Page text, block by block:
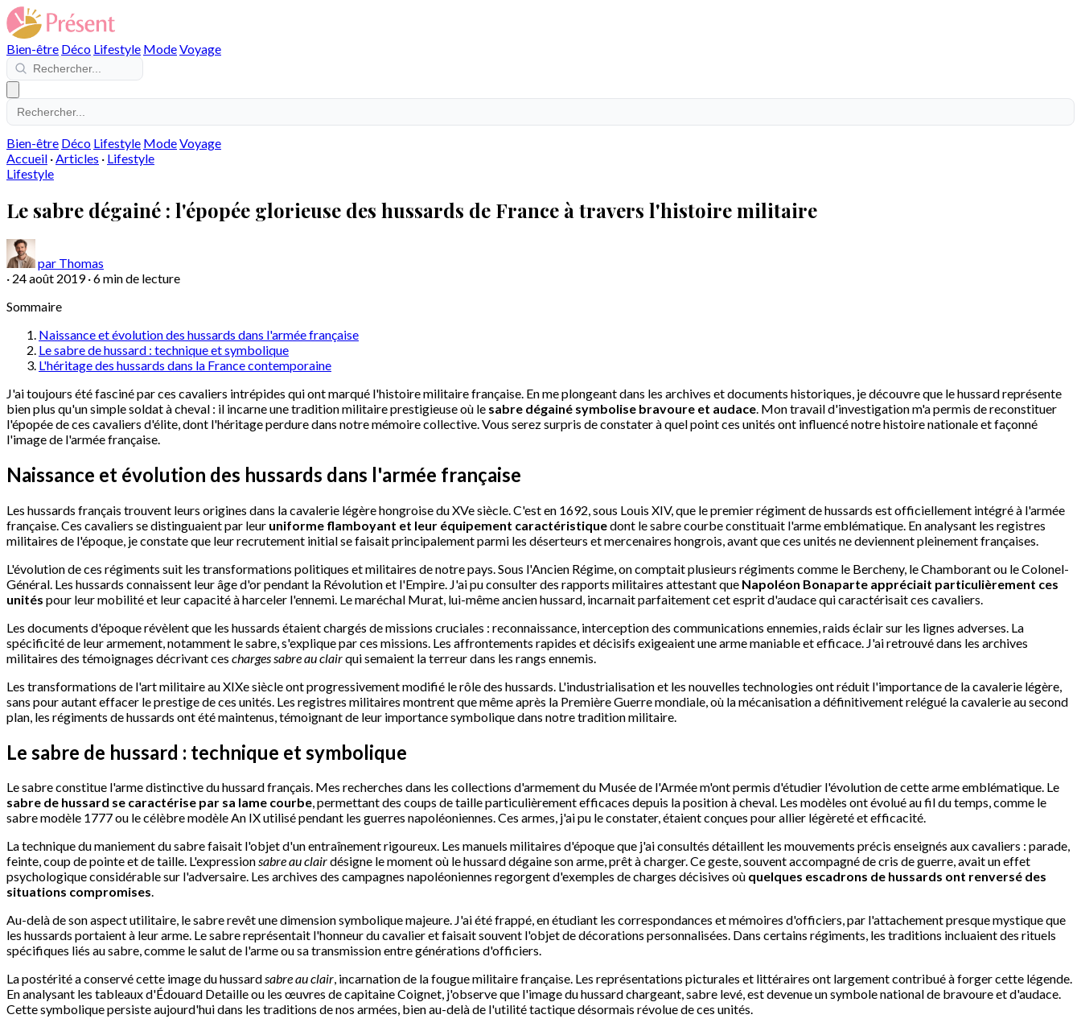
Bien-être Déco Lifestyle ModeVoyage
Bien-être Déco Lifestyle ModeVoyage
Accueil ·Articles · Lifestyle
Lifestyle
Le sabre dégainé : l'épopée glorieuse des hussards de France à travers l'histoire militaire
par Thomas
· 24 août 2019 ·6 min de lecture
Sommaire
Naissance et évolution des hussards dans l'armée française
Le sabre de hussard : technique et symbolique
L'héritage des hussards dans la France contemporaine
J'ai toujours été fasciné par ces cavaliers intrépides qui ont marqué l'histoire militaire française. En me plongeant dans les archives et documents historiques, je découvre que le hussard représente
bien plus qu'un simple soldat à cheval : il incarne une tradition militaire prestigieuse où le sabre dégainé symbolise bravoure et audace. Mon travail d'investigation m'a permis de reconstituer
l'épopée de ces cavaliers d'élite, dont l'héritage perdure dans notre mémoire collective. Vous serez surpris de constater à quel point ces unités ont influencé notre histoire nationale et façonné
l'image de l'armée française.
Naissance et évolution des hussards dans l'armée française
Les hussards français trouvent leurs origines dans la cavalerie légère hongroise du XVe siècle. C'est en 1692, sous Louis XIV, que le premier régiment de hussards est officiellement intégré à l'armée
française. Ces cavaliers se distinguaient par leur uniforme flamboyant et leur équipement caractéristiquedont le sabre courbe constituait l'arme emblématique. En analysant les registres
militaires de l'époque, je constate que leur recrutement initial se faisait principalement parmi les déserteurs et mercenaires hongrois, avant que ces unités ne deviennent pleinement françaises.
L'évolution de ces régiments suit les transformations politiques et militaires de notre pays. Sous l'Ancien Régime, on comptait plusieurs régiments comme le Bercheny, le Chamborant ou le Colonel-
Général. Les hussards connaissent leur âge d'or pendant la Révolution et l'Empire. J'ai pu consulter des rapports militaires attestant que Napoléon Bonaparte appréciait particulièrement ces
unités pour leur mobilité et leur capacité à harceler l'ennemi. Le maréchal Murat, lui-même ancien hussard, incarnait parfaitement cet esprit d'audace qui caractérisait ces cavaliers.
Les documents d'époque révèlent que les hussards étaient chargés de missions cruciales : reconnaissance, interception des communications ennemies, raids éclair sur les lignes adverses. La
spécificité de leur armement, notamment le sabre, s'explique par ces missions. Les affrontements rapides et décisifs exigeaient une arme maniable et efficace. J'ai retrouvé dans les archives
militaires des témoignages décrivant ces charges sabre au clairqui semaient la terreur dans les rangs ennemis.
Les transformations de l'art militaire au XIXe siècle ont progressivement modifié le rôle des hussards. L'industrialisation et les nouvelles technologies ont réduit l'importance de la cavalerie légère,
sans pour autant effacer le prestige de ces unités. Les registres militaires montrent que même après la Première Guerre mondiale, où la mécanisation a définitivement relégué la cavalerie au second
plan, les régiments de hussards ont été maintenus, témoignant de leur importance symbolique dans notre tradition militaire.
Le sabre de hussard : technique et symbolique
Le sabre constitue l'arme distinctive du hussard français. Mes recherches dans les collections d'armement du Musée de l'Armée m'ont permis d'étudier l'évolution de cette arme emblématique. Le
sabre de hussard se caractérise par sa lame courbe, permettant des coups de taille particulièrement efficaces depuis la position à cheval. Les modèles ont évolué au fil du temps, comme le
sabre modèle 1777 ou le célèbre modèle An IX utilisé pendant les guerres napoléoniennes. Ces armes, j'ai pu le constater, étaient conçues pour allier légèreté et efficacité.
La technique du maniement du sabre faisait l'objet d'un entraînement rigoureux. Les manuels militaires d'époque que j'ai consultés détaillent les mouvements précis enseignés aux cavaliers : parade,
feinte, coup de pointe et de taille. L'expressionsabre au clairdésigne le moment où le hussard dégaine son arme, prêt à charger. Ce geste, souvent accompagné de cris de guerre, avait un effet
psychologique considérable sur l'adversaire. Les archives des campagnes napoléoniennes regorgent d'exemples de charges décisives où quelques escadrons de hussards ont renversé des
situations compromises.
Au-delà de son aspect utilitaire, le sabre revêt une dimension symbolique majeure. J'ai été frappé, en étudiant les correspondances et mémoires d'officiers, par l'attachement presque mystique que
les hussards portaient à leur arme. Le sabre représentait l'honneur du cavalier et faisait souvent l'objet de décorations personnalisées. Dans certains régiments, les traditions incluaient des rituels
spécifiques liés au sabre, comme le salut de l'arme ou sa transmission entre générations d'officiers.
La postérité a conservé cette image du hussardsabre au clair, incarnation de la fougue militaire française. Les représentations picturales et littéraires ont largement contribué à forger cette légende.
En analysant les tableaux d'Édouard Detaille ou les œuvres de capitaine Coignet, j'observe que l'image du hussard chargeant, sabre levé, est devenue un symbole national de bravoure et d'audace.
Cette symbolique persiste aujourd'hui dans les traditions de nos armées, bien au-delà de l'utilité tactique désormais révolue de ces unités.